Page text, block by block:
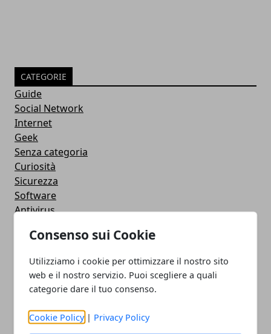
Consenso sui Cookie
Utilizziamo i cookie per ottimizzare il nostro sito
web e il nostro servizio. Puoi scegliere a quali
categorie dare il tuo consenso.
Cookie Policy | Privacy Policy
CATEGORIE
Guide
Social Network
Internet
Geek
Senza categoria
Curiosità
Sicurezza
Software
Antivirus
Utility
Servizi online
Eventi
How To - Come Fare
CMS
Smartphone